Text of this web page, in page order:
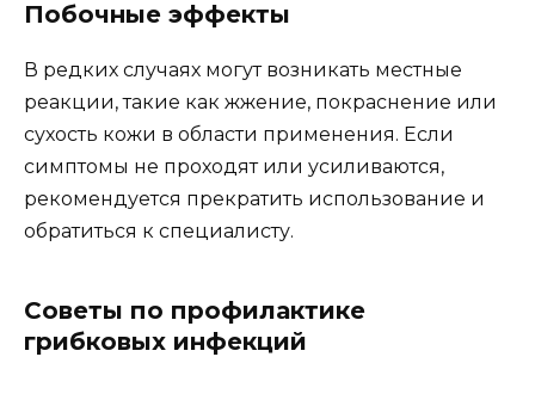
Побочные эффекты
В редких случаях могут возникать местные
реакции, такие как жжение, покраснение или
сухость кожи в области применения. Если
симптомы не проходят или усиливаются,
рекомендуется прекратить использование и
обратиться к специалисту.
Советы по профилактике
грибковых инфекций